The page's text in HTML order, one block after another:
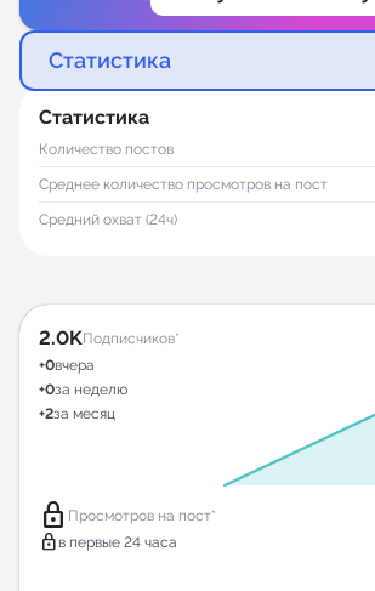
Статистика
Статистика
Количество постов
Среднее количество просмотров на пост
Средний охват (24ч)
2.0KПодписчиков*
+0вчера
+0за неделю
+2за месяц
lock Просмотров на пост*
lock в первые 24 часа